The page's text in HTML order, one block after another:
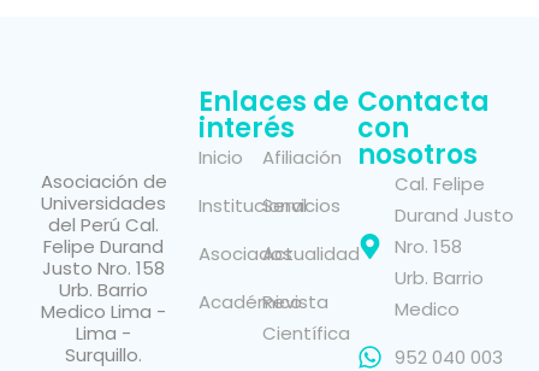
Asociación de
Universidades
del Perú Cal.
Felipe Durand
Justo Nro. 158
Urb. Barrio
Medico Lima -
Lima -
Surquillo.
Enlaces de
interés
Inicio
Institucional
Asociados
Académico
Afiliación
Servicios
Actualidad
Revista
Científica
Contacta
con
nosotros
Cal. Felipe
Durand Justo
Nro. 158
Urb. Barrio
Medico
952 040 003